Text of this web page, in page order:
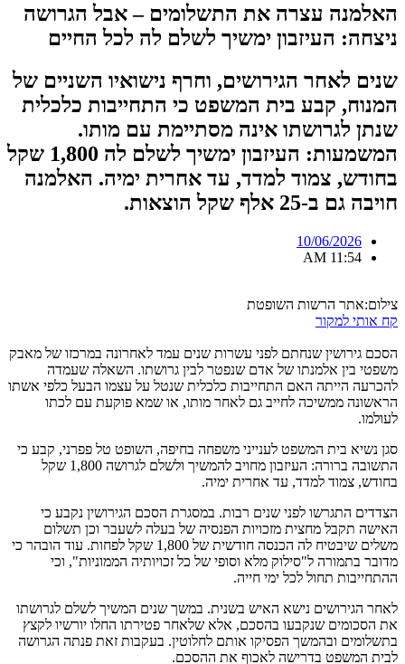
האלמנה עצרה את התשלומים – אבל הגרושה
ניצחה: העיזבון ימשיך לשלם לה לכל החיים
שנים לאחר הגירושים, וחרף נישואיו השניים של
המנוח, קבע בית המשפט כי התחייבות כלכלית
שנתן לגרושתו אינה מסתיימת עם מותו.
המשמעות: העיזבון ימשיך לשלם לה 1,800 שקל
בחודש, צמוד למדד, עד אחרית ימיה. האלמנה
חויבה גם ב-25 אלף שקל הוצאות.
10/06/2026
11:54 AM
צילום:אתר הרשות השופטת
קח אותי למקור
הסכם גירושין שנחתם לפני עשרות שנים עמד לאחרונה במרכזו של מאבק
משפטי בין אלמנתו של אדם שנפטר לבין גרושתו. השאלה שעמדה
להכרעה הייתה האם התחייבות כלכלית שנטל על עצמו הבעל כלפי אשתו
הראשונה ממשיכה לחייב גם לאחר מותו, או שמא פוקעת עם לכתו
לעולמו.
סגן נשיא בית המשפט לענייני משפחה בחיפה, השופט טל פפרני, קבע כי
התשובה ברורה: העיזבון מחויב להמשיך ולשלם לגרושה 1,800 שקל
בחודש, צמוד למדד, עד אחרית ימיה.
הצדדים התגרשו לפני שנים רבות. במסגרת הסכם הגירושין נקבע כי
האישה תקבל מחצית מזכויות הפנסיה של בעלה לשעבר וכן תשלום
משלים שיבטיח לה הכנסה חודשית של 1,800 שקל לפחות. עוד הובהר כי
מדובר בתמורה ל"סילוק מלא וסופי של כל זכויותיה הממוניות", וכי
ההתחייבות תחול לכל ימי חייה.
לאחר הגירושים נישא האיש בשנית. במשך שנים המשיך לשלם לגרושתו
את הסכומים שנקבעו בהסכם, אלא שלאחר פטירתו החלו יורשיו לקצץ
בתשלומים ובהמשך הפסיקו אותם לחלוטין. בעקבות זאת פנתה הגרושה
לבית המשפט בדרישה לאכוף את ההסכם.